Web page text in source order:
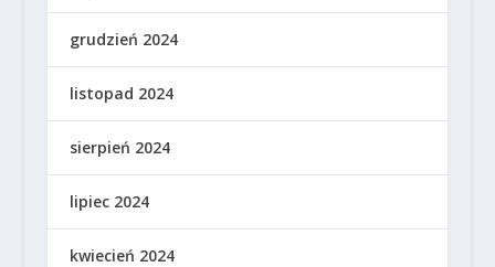
grudzień 2024
listopad 2024
sierpień 2024
lipiec 2024
kwiecień 2024